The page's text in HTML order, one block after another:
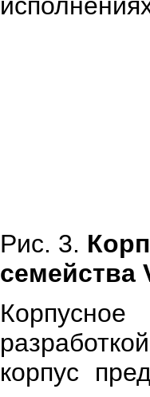
Рис. 3.
семейства
корпус